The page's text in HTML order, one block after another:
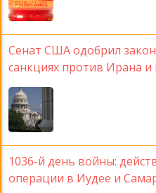
Сенат США одобрил
санкциях против Ирана и
1036-й день войны:
операции в Иудее и